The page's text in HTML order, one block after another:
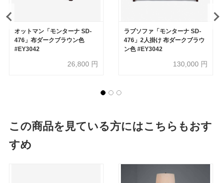
オットマン「モンターナ SD-
476」布ダークブラウン色
#EY3042
26,800 円
ラブソファ「モンターナ SD-
476」2人掛け 布ダークブラウ
ン色 #EY3042
130,000 円
この商品を見ている方にはこちらもおす
すめ